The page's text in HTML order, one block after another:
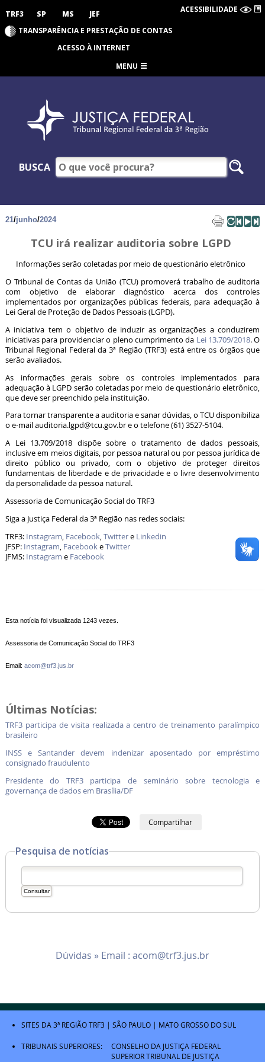
TRF3 SP MS JEF ACESSIBILIDADE
TRANSPARÊNCIA E PRESTAÇÃO DE CONTAS
ACESSO À INTERNET
MENU
BUSCA
21/junho/2024
TCU irá realizar auditoria sobre LGPD
Informações serão coletadas por meio de questionário eletrônico
O Tribunal de Contas da União (TCU) promoverá trabalho de auditoria
com objetivo de elaborar diagnóstico acerca dos controles
implementados por organizações públicas federais, para adequação à
Lei Geral de Proteção de Dados Pessoais (LGPD).
A iniciativa tem o objetivo de induzir as organizações a conduzirem
iniciativas para providenciar o pleno cumprimento da Lei 13.709/2018. O
Tribunal Regional Federal da 3ª Região (TRF3) está entre os órgãos que
serão avaliados.
As informações gerais sobre os controles implementados para
adequação à LGPD serão coletadas por meio de questionário eletrônico,
que deve ser preenchido pela instituição.
Para tornar transparente a auditoria e sanar dúvidas, o TCU disponibiliza
o e-mail auditoria.lgpd@tcu.gov.br e o telefone (61) 3527-5104.
A Lei 13.709/2018 dispõe sobre o tratamento de dados pessoais,
inclusive em meios digitais, por pessoa natural ou por pessoa jurídica de
direito público ou privado, com o objetivo de proteger direitos
fundamentais de liberdade e de privacidade e o livre desenvolvimento
da personalidade da pessoa natural.
Assessoria de Comunicação Social do TRF3
Siga a Justiça Federal da 3ª Região nas redes sociais:
TRF3: Instagram, Facebook,Twittere Linkedin
JFSP: Instagram, FacebookeTwitter
JFMS: Instagram e Facebook
Esta notícia foi visualizada 1243 vezes.
Assessoria de Comunicação Social do TRF3
Email: acom@trf3.jus.br
Últimas Notícias:
TRF3 participa de visita realizada a centro de treinamento paralímpico
brasileiro
INSS e Santander devem indenizar aposentado por empréstimo
consignado fraudulento
Presidente do TRF3 participa de seminário sobre tecnologia e
governança de dados em Brasília/DF
Compartilhar
Pesquisa de notícias
Dúvidas » Email : acom@trf3.jus.br
SITES DA 3ª REGIÃOTRF3 | SÃO PAULO | MATO GROSSO DO SUL
TRIBUNAIS SUPERIORES:
CONSELHO DA JUSTIÇA FEDERAL
SUPERIOR TRIBUNAL DE JUSTIÇA